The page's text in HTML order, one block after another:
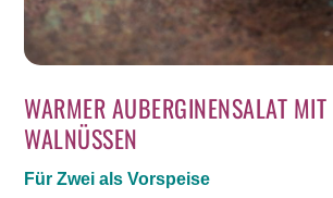
WARMER AUBERGINENSALAT MIT
WALNÜSSEN
Für Zwei als Vorspeise